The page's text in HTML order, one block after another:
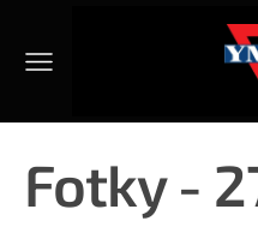
Fotky -